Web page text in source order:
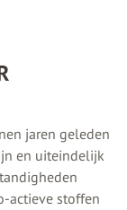
jaren geleden
en uiteindelijk
actieve stoffen